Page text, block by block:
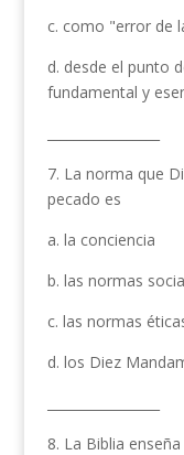
c. como "error de
d. desde el punto
fundamental y
7. La norma que
pecado es
a. la conciencia
b. las normas
c. las normas
d. los Diez
8. La Biblia